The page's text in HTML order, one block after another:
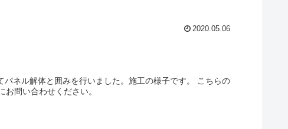
2020.05.06
ネル解体と囲みを行いました。施工の様子です。 こちらの
問い合わせください。